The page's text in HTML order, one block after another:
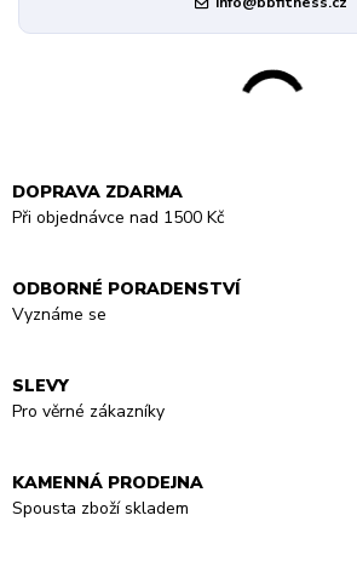
DOPRAVA ZDARMA
Při objednávce nad 1500 Kč
ODBORNÉ PORADENSTVÍ
Vyznáme se
SLEVY
Pro věrné zákazníky
KAMENNÁ PRODEJNA
Spousta zboží skladem